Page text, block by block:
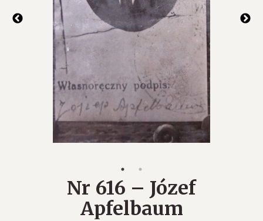
Nr 616 – Józef
Apfelbaum